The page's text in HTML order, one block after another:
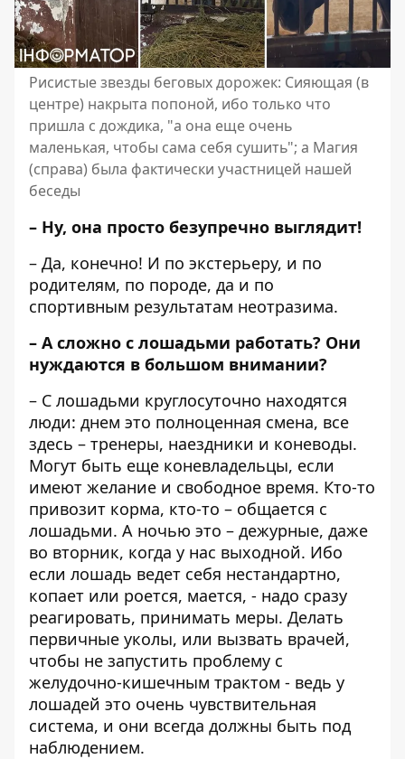
Рисистые звезды беговых дорожек: Сияющая (в
центре) накрыта попоной, ибо только что
пришла с дождика, "а она еще очень
маленькая, чтобы сама себя сушить"; а Магия
(справа) была фактически участницей нашей
беседы
– Ну, она просто безупречно выглядит!
– Да, конечно! И по экстерьеру, и по
родителям, по породе, да и по
спортивным результатам неотразима.
– А сложно с лошадьми работать? Они
нуждаются в большом внимании?
– С лошадьми круглосуточно находятся
люди: днем ​​это полноценная смена, все
здесь – тренеры, наездники и коневоды.
Могут быть еще коневладельцы, если
имеют желание и свободное время. Кто-то
привозит корма, кто-то – общается с
лошадьми. А ночью это – дежурные, даже
во вторник, когда у нас выходной. Ибо
если лошадь ведет себя нестандартно,
копает или роется, мается, - надо сразу
реагировать, принимать меры. Делать
первичные уколы, или вызвать врачей,
чтобы не запустить проблему с
желудочно-кишечным трактом - ведь у
лошадей это очень чувствительная
система, и они всегда должны быть под
наблюдением.